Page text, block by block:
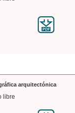
arquitectónica
libre